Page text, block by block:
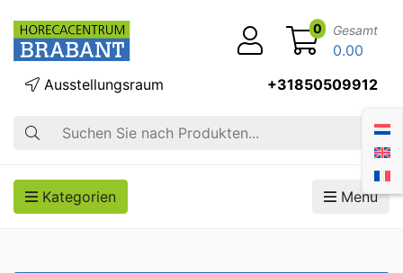
Suche
Ausstellungsraum +31850509912
0 Gesamt
0.00
Kategorien Menü